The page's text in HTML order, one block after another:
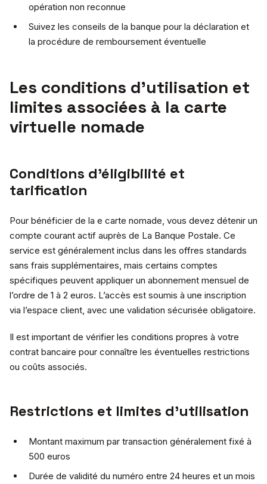
opération non reconnue
Suivez les conseils de la banque pour la déclaration et
la procédure de remboursement éventuelle
Les conditions d’utilisation et
limites associées à la carte
virtuelle nomade
Conditions d’éligibilité et
tarification
Pour bénéficier de la e carte nomade, vous devez détenir un
compte courant actif auprès de La Banque Postale. Ce
service est généralement inclus dans les offres standards
sans frais supplémentaires, mais certains comptes
spécifiques peuvent appliquer un abonnement mensuel de
l’ordre de 1 à 2 euros. L’accès est soumis à une inscription
via l’espace client, avec une validation sécurisée obligatoire.
Il est important de vérifier les conditions propres à votre
contrat bancaire pour connaître les éventuelles restrictions
ou coûts associés.
Restrictions et limites d’utilisation
Montant maximum par transaction généralement fixé à
500 euros
Durée de validité du numéro entre 24 heures et un mois